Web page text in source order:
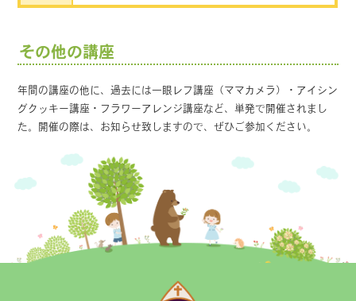
その他の講座
年間の講座の他に、過去には一眼レフ講座（ママカメラ）・アイシン
グクッキー講座・フラワーアレンジ講座など、単発で開催されまし
た。開催の際は、お知らせ致しますので、ぜひご参加ください。